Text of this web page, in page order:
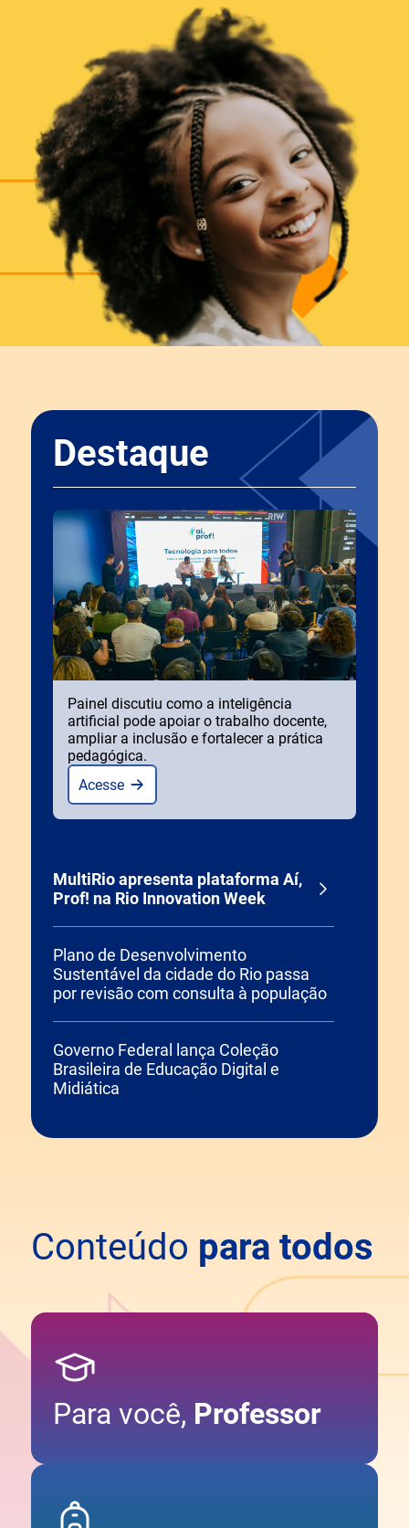
Destaque
MultiRio apresenta plataforma Aí,
Prof! na Rio Innovation Week
Plano de Desenvolvimento
Sustentável da cidade do Rio passa
por revisão com consulta à população
Governo Federal lança Coleção
Brasileira de Educação Digital e
Midiática
Painel discutiu como a inteligência
artificial pode apoiar o trabalho docente,
ampliar a inclusão e fortalecer a prática
pedagógica.
Acesse
Conteúdo para todos
Para você, Professor